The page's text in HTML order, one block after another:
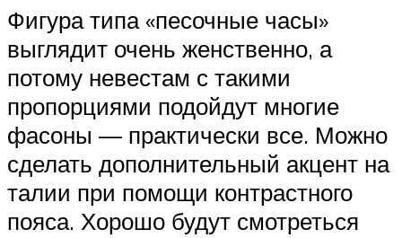
Фигура типа «песочные часы»
выглядит очень женственно, а
потому невестам с такими
пропорциями подойдут многие
фасоны — практически все. Можно
сделать дополнительный акцент на
талии при помощи контрастного
пояса. Хорошо будут смотреться